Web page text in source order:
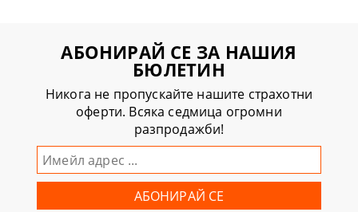
АБОНИРАЙ СЕ ЗА НАШИЯ
БЮЛЕТИН
Никога не пропускайте нашите страхотни
оферти. Всяка седмица огромни
разпродажби!